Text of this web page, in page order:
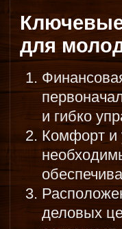
для
и гибко
Комфорт и
деловых